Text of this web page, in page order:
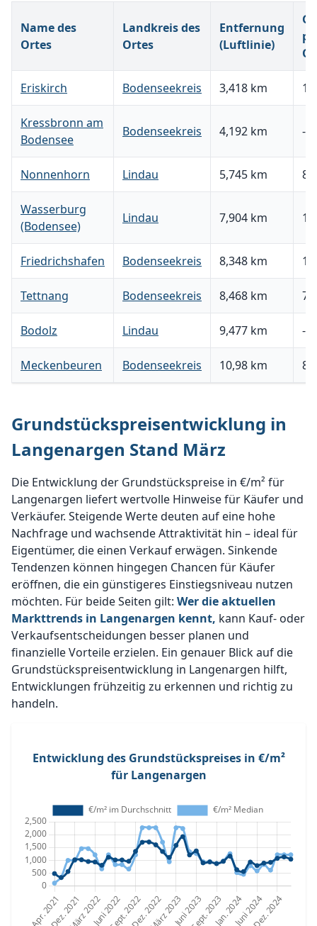
Name des
Ortes
Landkreis des
Ortes
Entfernung
(Luftlinie)
Eriskirch Bodenseekreis 3,418 km
Kressbronn am
Bodensee
Bodenseekreis 4,192 km -
Nonnenhorn Lindau 5,745 km
Wasserburg
(Bodensee)
Lindau 7,904 km
Friedrichshafen Bodenseekreis 8,348 km
Tettnang Bodenseekreis 8,468 km
Bodolz Lindau 9,477 km -
Meckenbeuren Bodenseekreis 10,98 km
Grundstückspreisentwicklung in
Langenargen Stand März
Die Entwicklung der Grundstückspreise in €/m² für
Langenargen liefert wertvolle Hinweise für Käufer und
Verkäufer. Steigende Werte deuten auf eine hohe
Nachfrage und wachsende Attraktivität hin – ideal für
Eigentümer, die einen Verkauf erwägen. Sinkende
Tendenzen können hingegen Chancen für Käufer
eröffnen, die ein günstigeres Einstiegsniveau nutzen
möchten. Für beide Seiten gilt: Wer die aktuellen
Markttrends in Langenargen kennt, kann Kauf- oder
Verkaufsentscheidungen besser planen und
finanzielle Vorteile erzielen. Ein genauer Blick auf die
Grundstückspreisentwicklung in Langenargen hilft,
Entwicklungen frühzeitig zu erkennen und richtig zu
handeln.
Entwicklung des Grundstückspreises in €/m²
für Langenargen